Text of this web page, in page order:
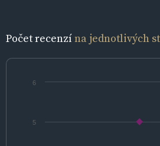
Počet recenzína jednotlivých
5
6